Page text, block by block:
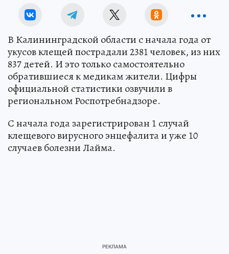
В Калининградской области с начала года от
укусов клещей пострадали 2381 человек, из них
837 детей. И это только самостоятельно
обратившиеся к медикам жители. Цифры
официальной статистики озвучили в
региональном Роспотребнадзоре.
С начала года зарегистрирован 1 случай
клещевого вирусного энцефалита и уже 10
случаев болезни Лайма.